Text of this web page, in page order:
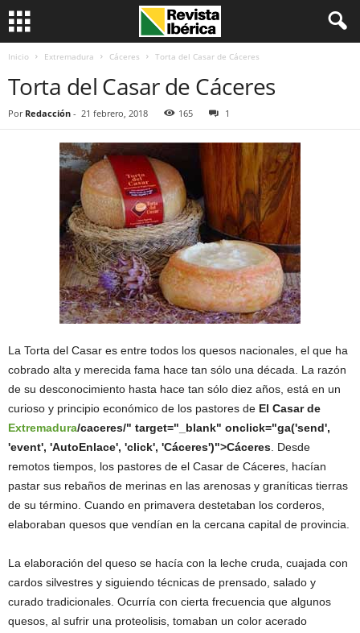
Inicio Extremadura Cáceres Torta del Casar de Cáceres
Torta del Casar de Cáceres
Por Redacción - 21 febrero, 2018 165 1
La Torta del Casar es entre todos los quesos nacionales, el que ha
cobrado alta y merecida fama hace tan sólo una década. La razón
de su desconocimiento hasta hace tan sólo diez años, está en un
curioso y principio económico de los pastores de El Casar de
Extremadura/caceres/" target="_blank" onclick="ga('send',
'event', 'AutoEnlace', 'click', 'Cáceres')">Cáceres . Desde
remotos tiempos, los pastores de el Casar de Cáceres, hacían
pastar sus rebaños de merinas en las arenosas y graníticas tierras
de su término. Cuando en primavera destetaban los corderos,
elaboraban quesos que vendían en la cercana capital de provincia.
La elaboración del queso se hacía con la leche cruda, cuajada con
cardos silvestres y siguiendo técnicas de prensado, salado y
curado tradicionales. Ocurría con cierta frecuencia que algunos
quesos, al sufrir una proteolisis, tomaban un color acerado